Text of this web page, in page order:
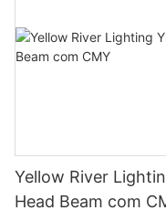
Yellow River
Head Beam com